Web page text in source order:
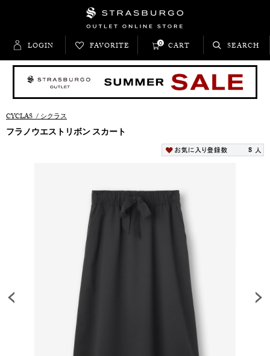
LOGIN FAVORITE CART
0 SEARCH
CYCLAS/シクラス
フラノウエストリボン スカート
8